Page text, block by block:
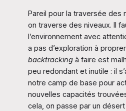
Pareil pour la traversée des
on traverse des niveaux. Il
l’environnement avec
a pas d’exploration à
backtracking à faire est
peu redondant et inutile : il
notre camp de base pour
nouvelles capacités
cela, on passe par un